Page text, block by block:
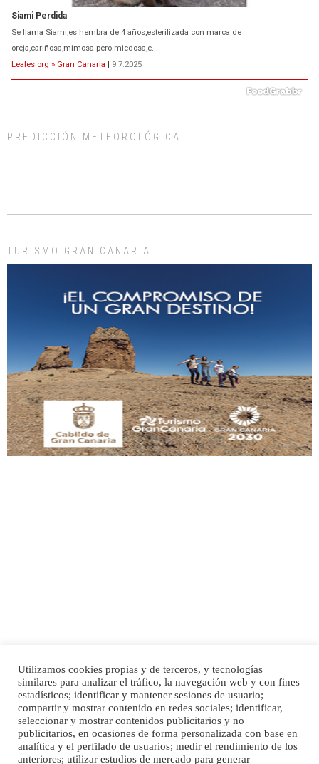
Siami Perdida
Se llama Siami,es hembra de 4 años,esterilizada con marca de
oreja,cariñosa,mimosa pero miedosa,e...
Leales.org » Gran Canaria | 9.7.2025
días, ella incluida...
Gato manso encontrado
Este gato macho ha aparecido en la calle hace menos de un mes, es muy
manso y extremadamente cari...
Leales.org » Gran Canaria | 9.7.2025
SHIBA PERDIDO AVDA JOSE MESA Y LOPEZ
PERRO MACHO RAZA SHIBA CON MICROCHIP PERDIDO HOY 06/07/2025 ZONA
MESA Y LOPEZ. ES MUY ASUSTADIZO
Leales.org » Gran Canaria | 6.7.2025
PREDICCIÓN METEOROLÓGICA
TURISMO GRAN CANARIA
Inicio Publicidad
Política de privacidad
Aviso Legal
Cláusula de Cookies
Enlaces de interés
Utilizamos cookies propias y de terceros, y tecnologías
similares para analizar el tráfico, la navegación web y con fines
estadísticos; identificar y mantener sesiones de usuario;
compartir y mostrar contenido en redes sociales; identificar,
seleccionar y mostrar contenidos publicitarios y no
publicitarios, en ocasiones de forma personalizada con base en
analítica y el perfilado de usuarios; medir el rendimiento de los
anteriores; utilizar estudios de mercado para generar